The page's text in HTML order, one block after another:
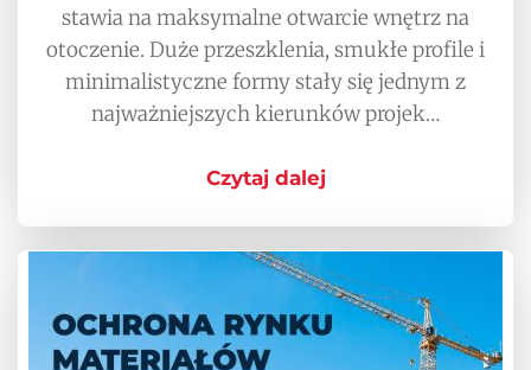
stawia na maksymalne otwarcie wnętrz na
otoczenie. Duże przeszklenia, smukłe profile i
minimalistyczne formy stały się jednym z
najważniejszych kierunków projek…
Czytaj dalej